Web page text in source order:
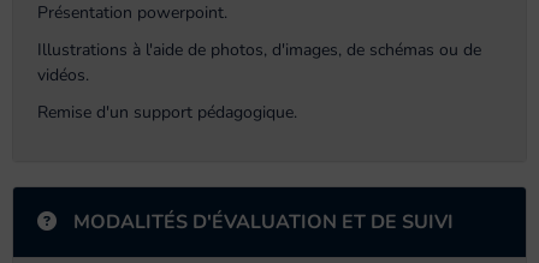
Présentation powerpoint.
Illustrations à l'aide de photos, d'images, de schémas ou de
vidéos.
Remise d'un support pédagogique.
MODALITÉS D'ÉVALUATION ET DE SUIVI